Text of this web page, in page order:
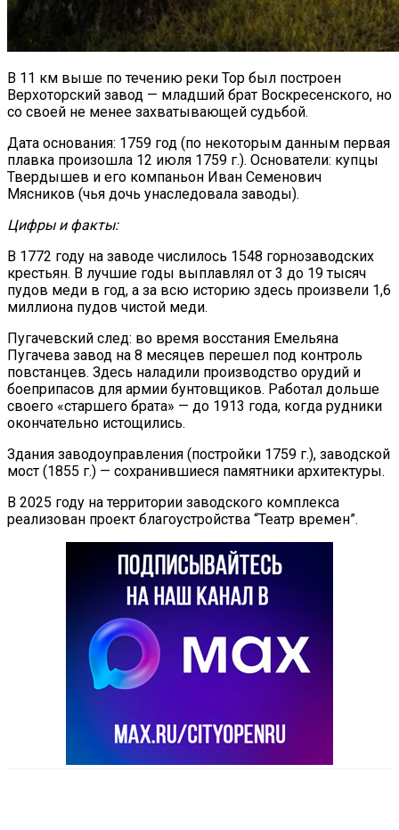
В 11 км выше по течению реки Тор был построен
Верхоторский завод — младший брат Воскресенского, но
со своей не менее захватывающей судьбой.
Дата основания: 1759 год (по некоторым данным первая
плавка произошла 12 июля 1759 г.). Основатели: купцы
Твердышев и его компаньон Иван Семенович
Мясников (чья дочь унаследовала заводы).
Цифры и факты:
В 1772 году на заводе числилось 1548 горнозаводских
крестьян. В лучшие годы выплавлял от 3 до 19 тысяч
пудов меди в год, а за всю историю здесь произвели 1,6
миллиона пудов чистой меди.
Пугачевский след: во время восстания Емельяна
Пугачева завод на 8 месяцев перешел под контроль
повстанцев. Здесь наладили производство орудий и
боеприпасов для армии бунтовщиков. Работал дольше
своего «старшего брата» — до 1913 года, когда рудники
окончательно истощились.
Здания заводоуправления (постройки 1759 г.), заводской
мост (1855 г.) — сохранившиеся памятники архитектуры.
В 2025 году на территории заводского комплекса
реализован проект благоустройства “Театр времен”.